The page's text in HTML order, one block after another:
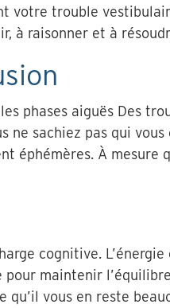
votre trouble
à raisonner et à
phases aiguës Des
sachiez pas qui vous
éphémères. À mesure
cognitive.
maintenir
vous en reste